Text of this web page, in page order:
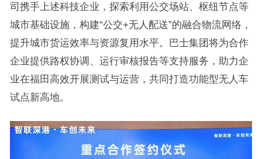
司携手上述科技企业，探索利用公交场站、枢纽节点等
城市基础设施，构建“公交+无人配送”的融合物流网络，
提升城市货运效率与资源复用水平。巴士集团将为合作
企业提供路权协调、运行审核报告等支持服务，助力企
业在福田高效开展测试与运营，共同打造功能型无人车
试点新高地。